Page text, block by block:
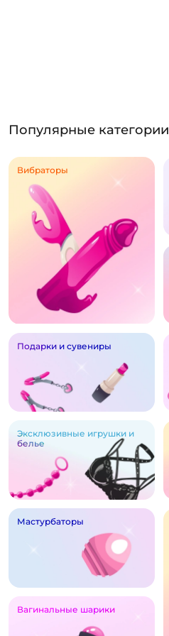
Популярные категории
Вибраторы
Подарки и сувениры
Эксклюзивные игрушки и
белье
Мастурбаторы
Вагинальные шарики